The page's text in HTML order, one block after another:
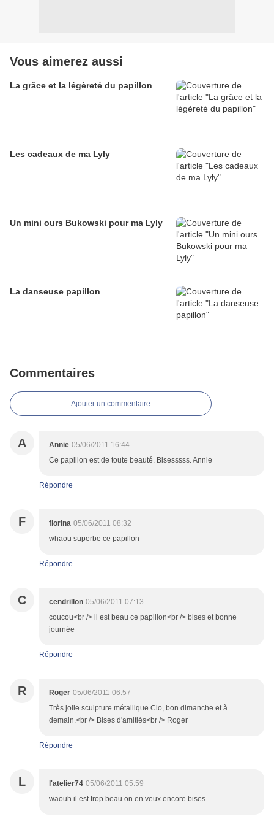
Vous aimerez aussi
La grâce et la légèreté du papillon
Les cadeaux de ma Lyly
Un mini ours Bukowski pour ma Lyly
La danseuse papillon
Commentaires
Ajouter un commentaire
A Annie 05/06/2011 16:44
Ce papillon est de toute beauté. Bisesssss. Annie
Répondre
F florina 05/06/2011 08:32
whaou superbe ce papillon
Répondre
C cendrillon 05/06/2011 07:13
coucou<br /> il est beau ce papillon<br /> bises et bonne
journée
Répondre
R Roger 05/06/2011 06:57
Très jolie sculpture métallique Clo, bon dimanche et à
demain.<br /> Bises d'amitiés<br /> Roger
Répondre
L l'atelier74 05/06/2011 05:59
waouh il est trop beau on en veux encore bises